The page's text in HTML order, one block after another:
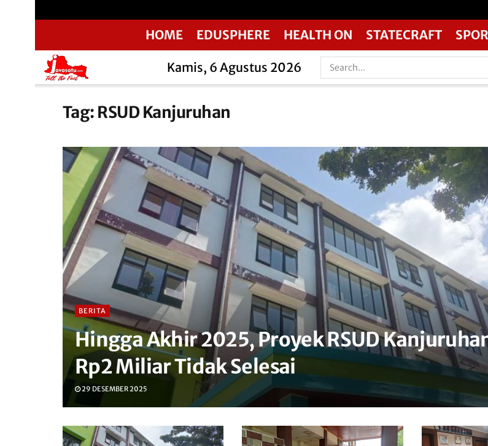
HOME EDUSPHERE HEALTH ON STATECRAFT
Kamis, 6 Agustus 2026
Tag: RSUD Kanjuruhan
BERITA
Hingga Akhir 2025, Proyek RSUD
Rp2 Miliar Tidak Selesai
29 DESEMBER 2025